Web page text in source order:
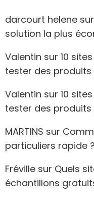
darcourt helene sur
solution la plus
Valentin sur 10
tester des
Valentin sur 10
tester des
MARTINS sur
particuliers rapide ?
Fréville sur Quels
échantillons